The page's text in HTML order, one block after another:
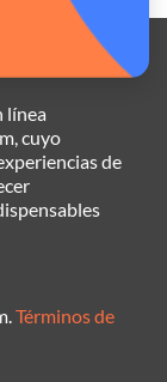
línea
cuyo
de
Términos de